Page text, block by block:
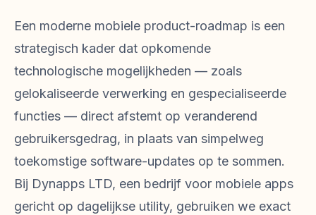
Een moderne mobiele product-roadmap is een
strategisch kader dat opkomende
technologische mogelijkheden — zoals
gelokaliseerde verwerking en gespecialiseerde
functies — direct afstemt op veranderend
gebruikersgedrag, in plaats van simpelweg
toekomstige software-updates op te sommen.
Bij Dynapps LTD, een bedrijf voor mobiele apps
gericht op dagelijkse utility, gebruiken we exact